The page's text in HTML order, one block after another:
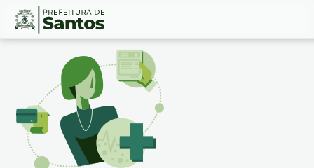
Ir
Conteúdo